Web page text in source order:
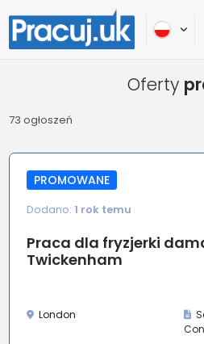
Oferty
73 ogłoszeń
PROMOWANE
Dodano: 1 rok temu
Praca dla fryzjerki
Twickenham
London